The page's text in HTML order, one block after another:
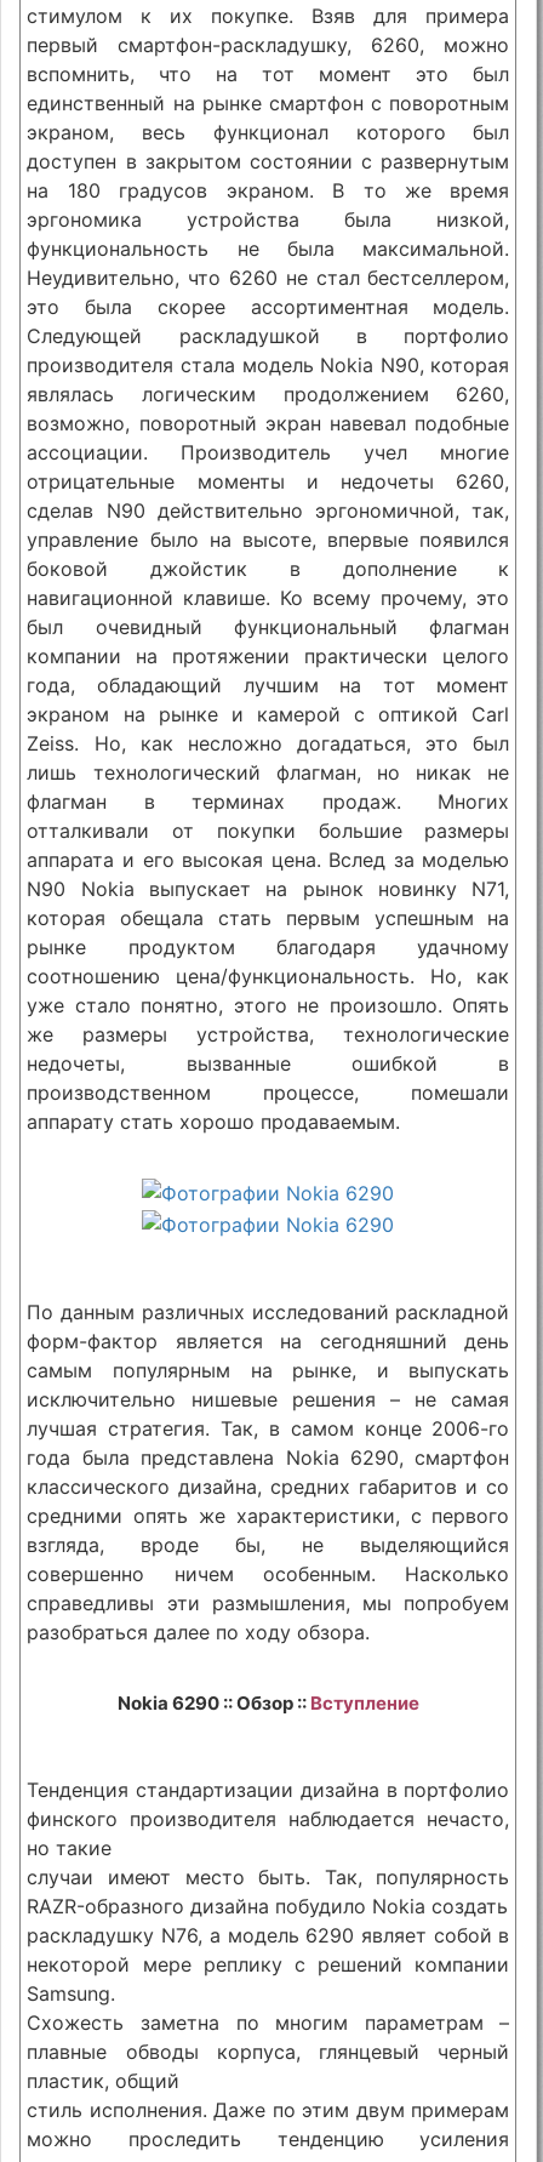
стимулом к их покупке. Взяв для примера
первый смартфон-раскладушку, 6260, можно
вспомнить, что на тот момент это был
единственный на рынке смартфон с поворотным
экраном, весь функционал которого был
доступен в закрытом состоянии с развернутым
на 180 градусов экраном. В то же время
эргономика устройства была низкой,
функциональность не была максимальной.
Неудивительно, что 6260 не стал бестселлером,
это была скорее ассортиментная модель.
Следующей раскладушкой в портфолио
производителя стала модель Nokia N90, которая
являлась логическим продолжением 6260,
возможно, поворотный экран навевал подобные
ассоциации. Производитель учел многие
отрицательные моменты и недочеты 6260,
сделав N90 действительно эргономичной, так,
управление было на высоте, впервые появился
боковой джойстик в дополнение к
навигационной клавише. Ко всему прочему, это
был очевидный функциональный флагман
компании на протяжении практически целого
года, обладающий лучшим на тот момент
экраном на рынке и камерой с оптикой Carl
Zeiss. Но, как несложно догадаться, это был
лишь технологический флагман, но никак не
флагман в терминах продаж. Многих
отталкивали от покупки большие размеры
аппарата и его высокая цена. Вслед за моделью
N90 Nokia выпускает на рынок новинку N71,
которая обещала стать первым успешным на
рынке продуктом благодаря удачному
соотношению цена/функциональность. Но, как
уже стало понятно, этого не произошло. Опять
же размеры устройства, технологические
недочеты, вызванные ошибкой в
производственном процессе, помешали
аппарату стать хорошо продаваемым.
По данным различных исследований раскладной
форм-фактор является на сегодняшний день
самым популярным на рынке, и выпускать
исключительно нишевые решения – не самая
лучшая стратегия. Так, в самом конце 2006-го
года была представлена Nokia 6290, смартфон
классического дизайна, средних габаритов и со
средними опять же характеристики, с первого
взгляда, вроде бы, не выделяющийся
совершенно ничем особенным. Насколько
справедливы эти размышления, мы попробуем
разобраться далее по ходу обзора.
Nokia 6290 :: Обзор :: Вступление
Тенденция стандартизации дизайна в портфолио
финского производителя наблюдается нечасто,
но такие
случаи имеют место быть. Так, популярность
RAZR-образного дизайна побудило Nokia создать
раскладушку N76, а модель 6290 являет собой в
некоторой мере реплику с решений компании
Samsung.
Схожесть заметна по многим параметрам –
плавные обводы корпуса, глянцевый черный
пластик, общий
стиль исполнения. Даже по этим двум примерам
можно проследить тенденцию усиления